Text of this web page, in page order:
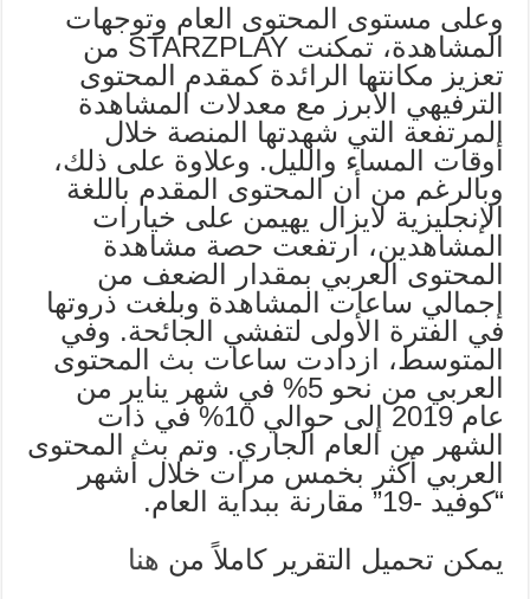
وعلى مستوى المحتوى العام وتوجهات
المشاهدة، تمكنت STARZPLAY من
تعزيز مكانتها الرائدة كمقدم المحتوى
الترفيهي الأبرز مع معدلات المشاهدة
المرتفعة التي شهدتها المنصة خلال
أوقات المساء والليل. وعلاوة على ذلك،
وبالرغم من أن المحتوى المقدم باللغة
الإنجليزية لايزال يهيمن على خيارات
المشاهدين، ارتفعت حصة مشاهدة
المحتوى العربي بمقدار الضعف من
إجمالي ساعات المشاهدة وبلغت ذروتها
في الفترة الأولى لتفشي الجائحة. وفي
المتوسط​​، ازدادت ساعات بث المحتوى
العربي من نحو 5% في شهر يناير من
عام 2019 إلى حوالي 10% في ذات
الشهر من العام الجاري. وتم بث المحتوى
العربي أكثر بخمس مرات خلال أشهر
“كوفيد -19” مقارنة ببداية العام.
يمكن تحميل التقرير كاملاً من هنا